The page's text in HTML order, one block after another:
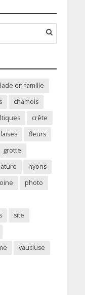
en famille
chamois
crête
fleurs
grotte
nyons
photo
site
vaucluse